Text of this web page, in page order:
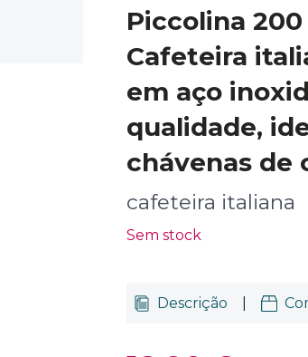
Piccolina
Cafeteira
em aço
qualidade,
chávenas de
cafeteira italiana
Sem stock
Descrição